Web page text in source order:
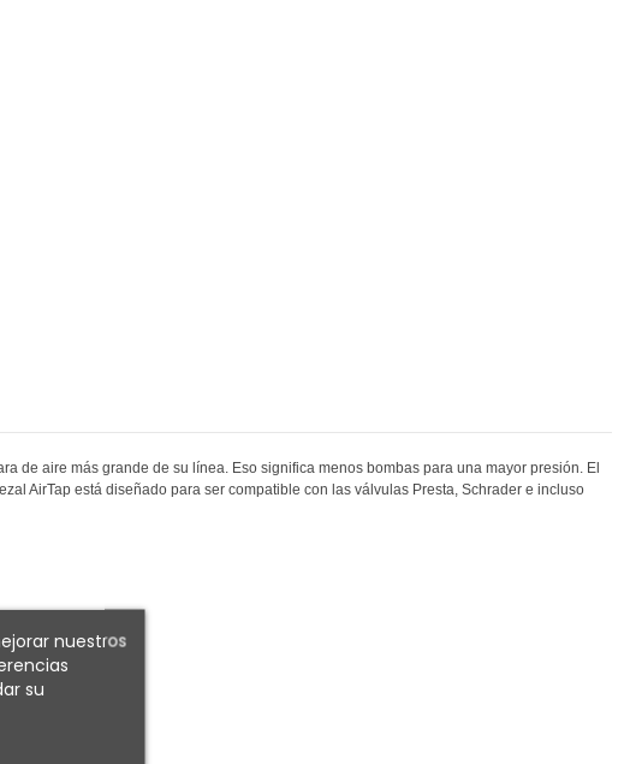
de aire más grande de su línea. Eso significa menos bombas para una mayor presión. El
AirTap está diseñado para ser compatible con las válvulas Presta, Schrader e incluso
nuestros
su